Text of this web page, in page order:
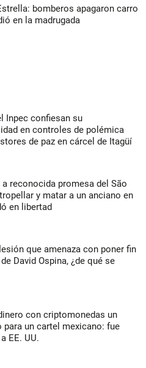
bomberos apagaron carro
en la madrugada
Inpec confiesan su
en controles de polémica
de paz en cárcel de Itagüí
reconocida promesa del São
y matar a un anciano en
en libertad
que amenaza con poner fin
David Ospina, ¿de qué se
con criptomonedas un
para un cartel mexicano: fue
EE. UU.